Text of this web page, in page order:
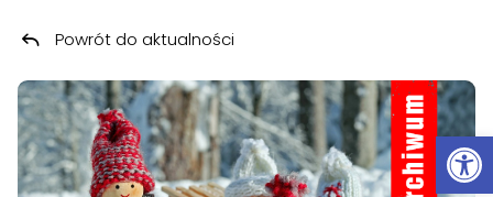
Przeskocz do treści
ARCHIWUM
Powrót do aktualności